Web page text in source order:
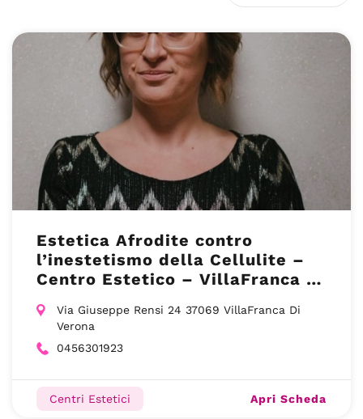
Estetica Afrodite contro
l’inestetismo della Cellulite –
Centro Estetico – VillaFranca Di
Via Giuseppe Rensi 24 37069 VillaFranca Di
Verona
0456301923
Centri Estetici Apri Scheda